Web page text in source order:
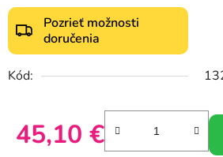
Pozrieť možnosti
doručenia
Kód:
45,10 €